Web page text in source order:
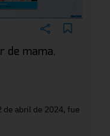
de mama.
de abril de 2024, fue